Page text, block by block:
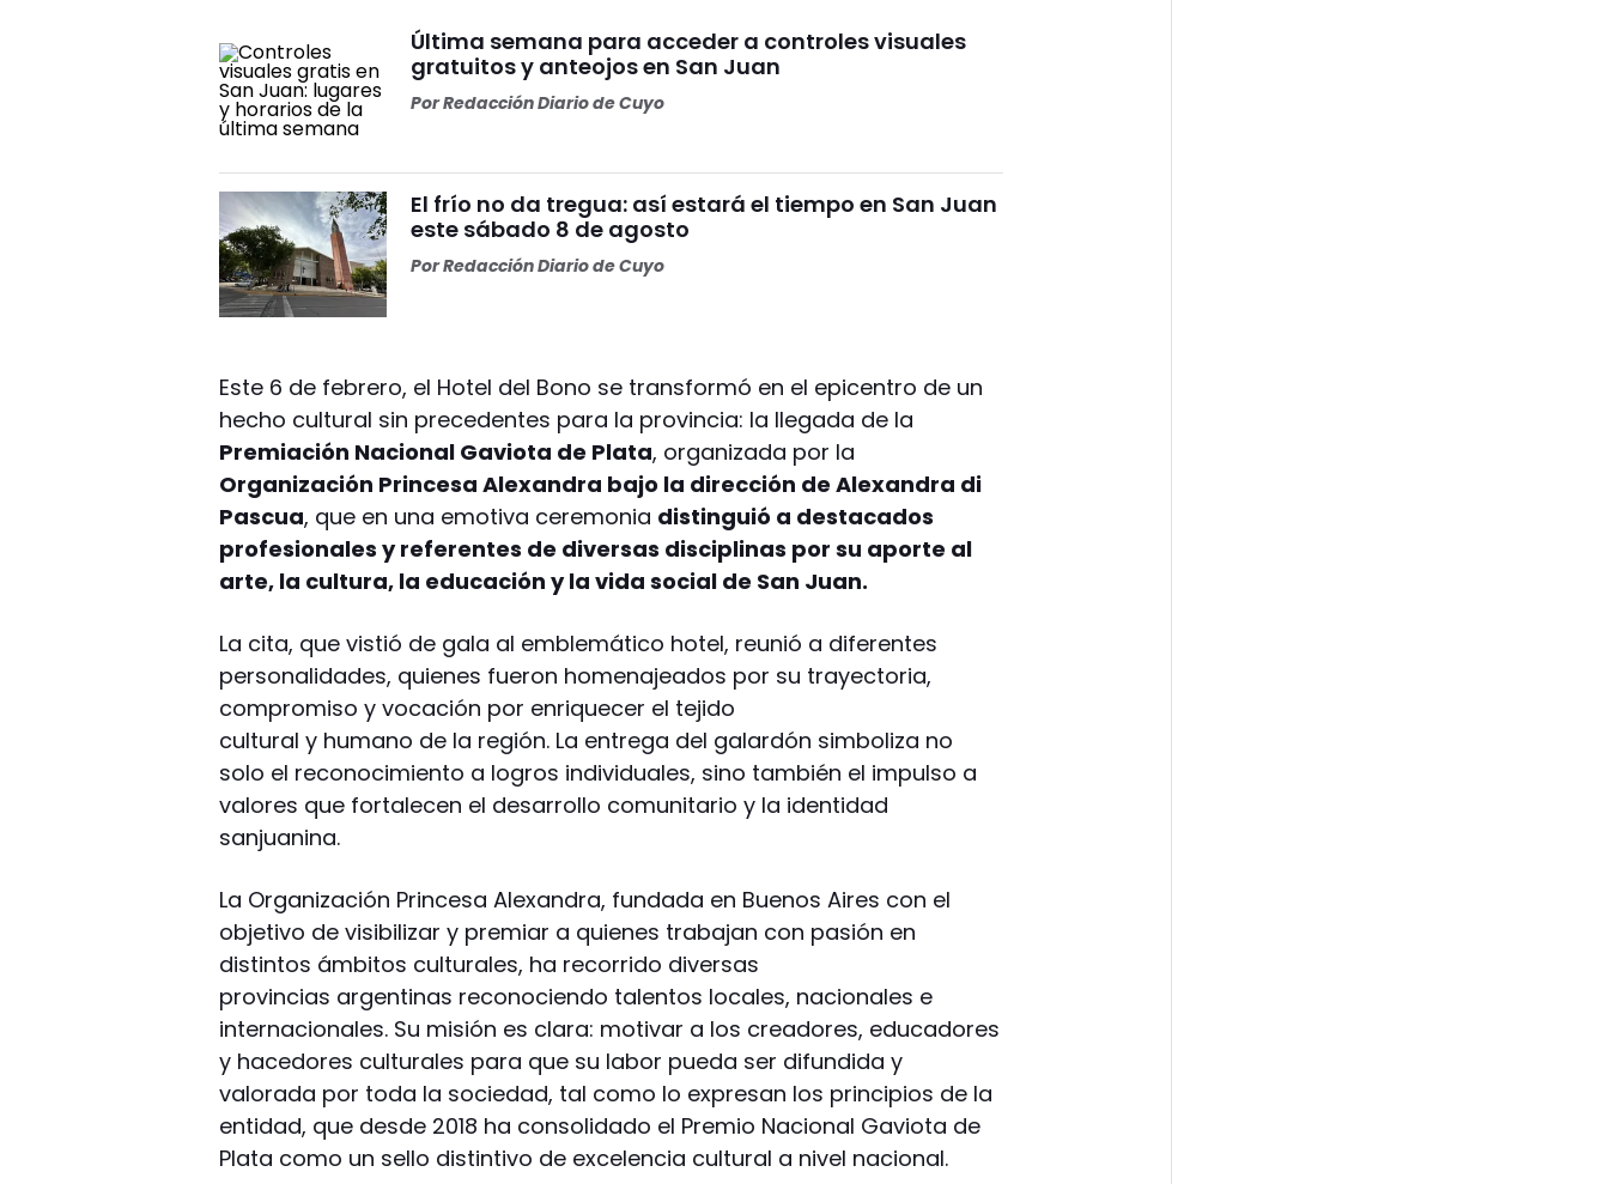
Última semana para acceder a controles visuales
gratuitos y anteojos en San Juan
PorRedacción Diario de Cuyo
El frío no da tregua: así estará el tiempo en San Juan
este sábado 8 de agosto
PorRedacción Diario de Cuyo
Este 6 de febrero, el Hotel del Bono se transformó en el epicentro de un
hecho cultural sin precedentes para la provincia: la llegada de la
Premiación Nacional Gaviota de Plata, organizada por la
Organización Princesa Alexandra bajo la dirección de Alexandra di
Pascua, que en una emotiva ceremonia distinguió a destacados
profesionales y referentes de diversas disciplinas por su aporte al
arte, la cultura, la educación y la vida social de San Juan.
La cita, que vistió de gala al emblemático hotel, reunió a diferentes
personalidades, quienes fueron homenajeados por su trayectoria,
compromiso y vocación por enriquecer el tejido
cultural y humano de la región. La entrega del galardón simboliza no
solo el reconocimiento a logros individuales, sino también el impulso a
valores que fortalecen el desarrollo comunitario y la identidad
sanjuanina.
La Organización Princesa Alexandra, fundada en Buenos Aires con el
objetivo de visibilizar y premiar a quienes trabajan con pasión en
distintos ámbitos culturales, ha recorrido diversas
provincias argentinas reconociendo talentos locales, nacionales e
internacionales. Su misión es clara: motivar a los creadores, educadores
y hacedores culturales para que su labor pueda ser difundida y
valorada por toda la sociedad, tal como lo expresan los principios de la
entidad, que desde 2018 ha consolidado el Premio Nacional Gaviota de
Plata como un sello distintivo de excelencia cultural a nivel nacional.